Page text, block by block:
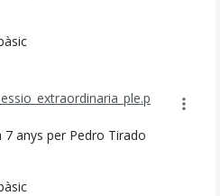
anys per Pedro Tirado